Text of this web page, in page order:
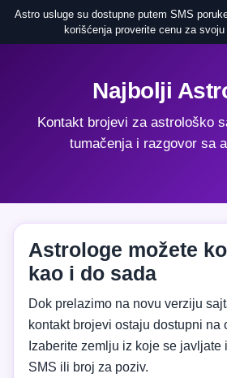
Astro usluge su dostupne putem SMS
korišćenja proverite cenu za
Najbolji
Kontakt brojevi za astrološko
tumačenja i razgovor sa
Astrologe možete
kao i do sada
Dok prelazimo na novu verziju
kontakt brojevi ostaju dostupni na
Izaberite zemlju iz koje se javljate
SMS ili broj za poziv.